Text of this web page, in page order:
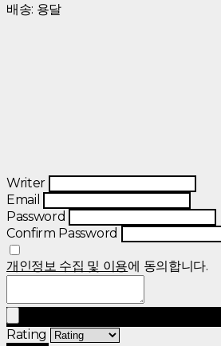
배송: 용달
Writer
Email
Password
Confirm Password
개인정보 수집 및 이용에 동의합니다.
Rating